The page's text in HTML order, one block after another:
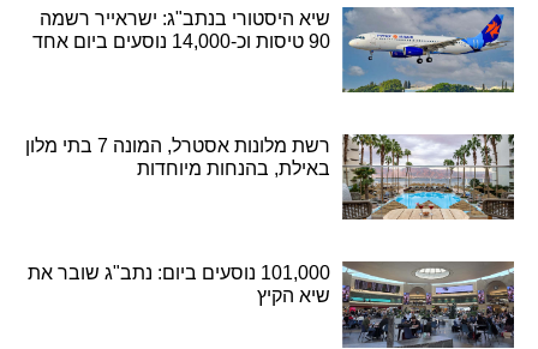
שיא היסטורי בנתב"ג: ישראייר רשמה
90 טיסות וכ-14,000 נוסעים ביום אחד
רשת מלונות אסטרל, המונה 7 בתי מלון
באילת, בהנחות מיוחדות
101,000 נוסעים ביום: נתב"ג שובר את
שיא הקיץ